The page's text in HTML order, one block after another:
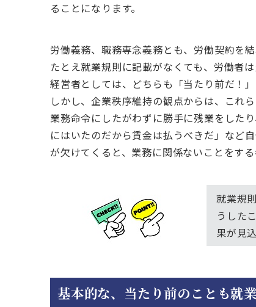
ることになります。
労働義務、職務専念義務とも、労働契約を
たとえ就業規則に記載がなくても、労働者
経営者としては、どちらも「当たり前だ！」
しかし、企業秩序維持の観点からは、これ
業務命令にしたがわずに勝手に残業をした
にはいたのだから賃金は払うべきだ」など
が欠けてくると、業務に関係ないことをする
就業規
うした
果が見
基本的な、当たり前のことも就